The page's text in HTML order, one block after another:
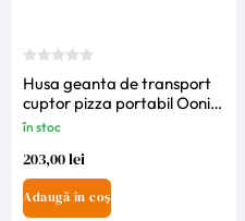
Husa geanta de transport
cuptor pizza portabil Ooni
Fyra 12
în stoc
203,00 lei
Adaugă în coș